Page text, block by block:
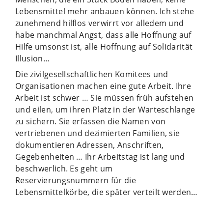
Lebensmittel mehr anbauen können. Ich stehe
zunehmend hilflos verwirrt vor alledem und
habe manchmal Angst, dass alle Hoffnung auf
Hilfe umsonst ist, alle Hoffnung auf Solidarität
Illusion…
Die zivilgesellschaftlichen Komitees und
Organisationen machen eine gute Arbeit. Ihre
Arbeit ist schwer … Sie müssen früh aufstehen
und eilen, um ihren Platz in der Warteschlange
zu sichern. Sie erfassen die Namen von
vertriebenen und dezimierten Familien, sie
dokumentieren Adressen, Anschriften,
Gegebenheiten … Ihr Arbeitstag ist lang und
beschwerlich. Es geht um
Reservierungsnummern für die
Lebensmittelkörbe, die später verteilt werden…